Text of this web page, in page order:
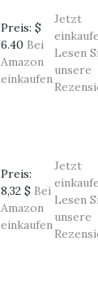
Preis: $
6.40 Bei
Amazon
einkaufen
Jetzt
Lesen
unsere
Preis:
8,32 $ Bei
Amazon
einkaufen
Jetzt
Lesen
unsere